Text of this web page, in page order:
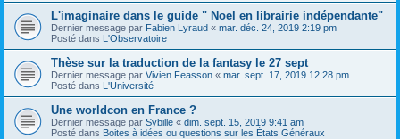
L'imaginaire dans le guide " Noel en librairie indépendante"
Dernier message par Fabien Lyraud « mar. déc. 24, 2019 2:19 pm
Posté dans L'Observatoire
Thèse sur la traduction de la fantasy le 27 sept
Dernier message par Vivien Feasson « mar. sept. 17, 2019 12:28 pm
Posté dans L'Université
Une worldcon en France ?
Dernier message par Sybille « dim. sept. 15, 2019 9:41 am
Posté dans Boites à idées ou questions sur les États Généraux